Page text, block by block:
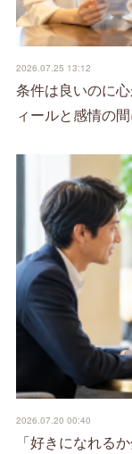
2026.07.25 13:12
条件は良いのに
ィールと感情の
2026.07.20 00:40
「好きになれる